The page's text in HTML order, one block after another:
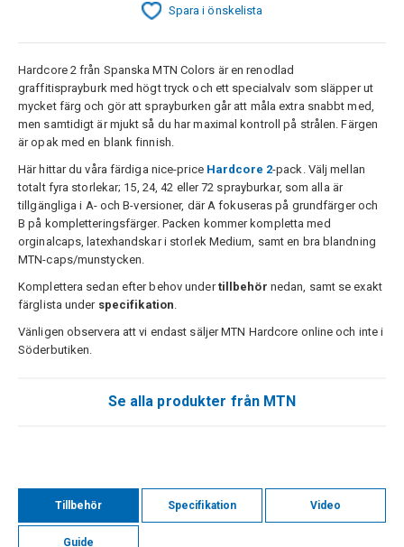
Spara i önskelista
Hardcore 2 från Spanska MTN Colors är en renodlad
graffitisprayburk med högt tryck och ett specialvalv som släpper ut
mycket färg och gör att sprayburken går att måla extra snabbt med,
men samtidigt är mjukt så du har maximal kontroll på strålen. Färgen
är opak med en blank finnish.
Här hittar du våra färdiga nice-price Hardcore 2-pack. Välj mellan
totalt fyra storlekar; 15, 24, 42 eller 72 sprayburkar, som alla är
tillgängliga i A- och B-versioner, där A fokuseras på grundfärger och
B på kompletteringsfärger. Packen kommer kompletta med
orginalcaps, latexhandskar i storlek Medium, samt en bra blandning
MTN-caps/munstycken.
Komplettera sedan efter behov undertillbehör nedan, samt se exakt
färglista under specifikation.
Vänligen observera att vi endast säljer MTN Hardcore online och inte i
Söderbutiken.
Se alla produkter från MTN
Tillbehör Specifikation Video
Guide